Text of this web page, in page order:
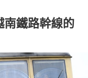
南鐵路幹線的